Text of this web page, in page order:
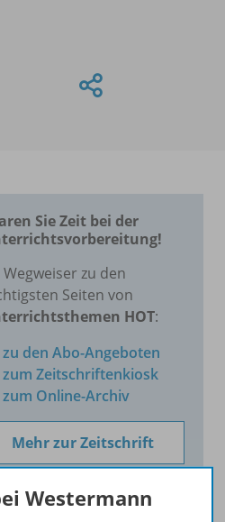
Sie Zeit bei der
zu den
Seiten von
HOT:
zu den Abo-Angeboten
zum Zeitschriftenkiosk
zum Online-Archiv
Mehr zur Zeitschrift
Westermann